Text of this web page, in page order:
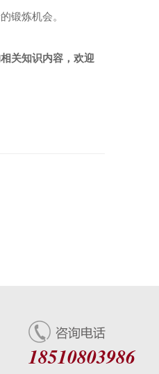
锻炼机会。
关知识内容，欢迎
18510803986